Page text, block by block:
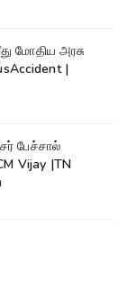
மோதிய அரசு
|
பேச்சால்
Vijay |TN